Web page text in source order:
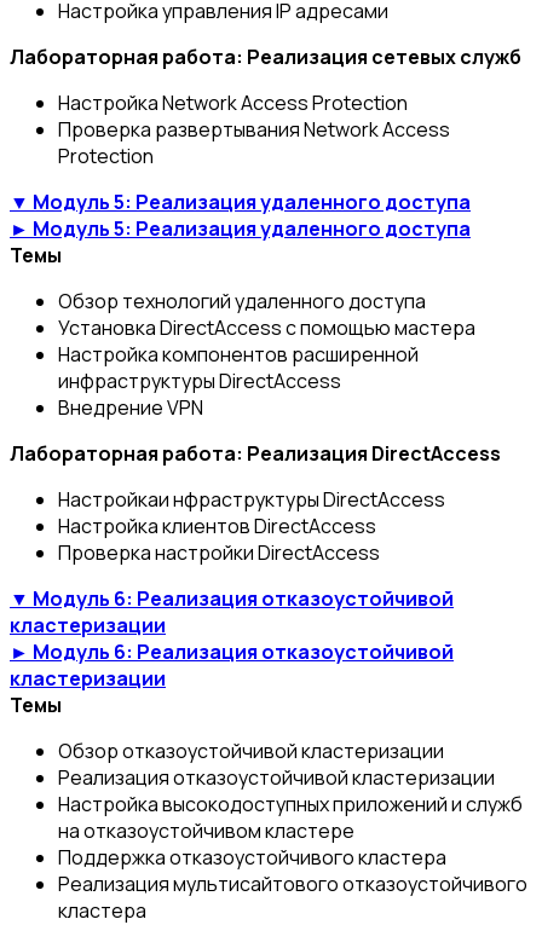
Настройка управления IP адресами
Лабораторная работа: Реализация сетевых служб
Настройка Network Access Protection
Проверка развертывания Network Access
Protection
▼ Модуль 5: Реализация удаленного доступа
► Модуль 5: Реализация удаленного доступа
Темы
Обзор технологий удаленного доступа
Установка DirectAccess с помощью мастера
Настройка компонентов расширенной
инфраструктуры DirectAccess
Внедрение VPN
Лабораторная работа: Реализация DirectAccess
Настройкаи нфраструктуры DirectAccess
Настройка клиентов DirectAccess
Проверка настройки DirectAccess
▼ Модуль 6: Реализация отказоустойчивой
кластеризации
► Модуль 6: Реализация отказоустойчивой
кластеризации
Темы
Обзор отказоустойчивой кластеризации
Реализация отказоустойчивой кластеризации
Настройка высокодоступных приложений и служб
на отказоустойчивом кластере
Поддержка отказоустойчивого кластера
Реализация мультисайтового отказоустойчивого
кластера